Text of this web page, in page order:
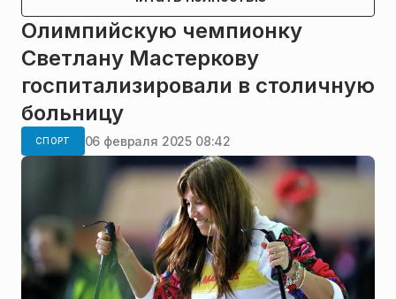
Олимпийскую чемпионку
Светлану Мастеркову
госпитализировали в столичную
больницу
СПОРТ 06 февраля 2025 08:42